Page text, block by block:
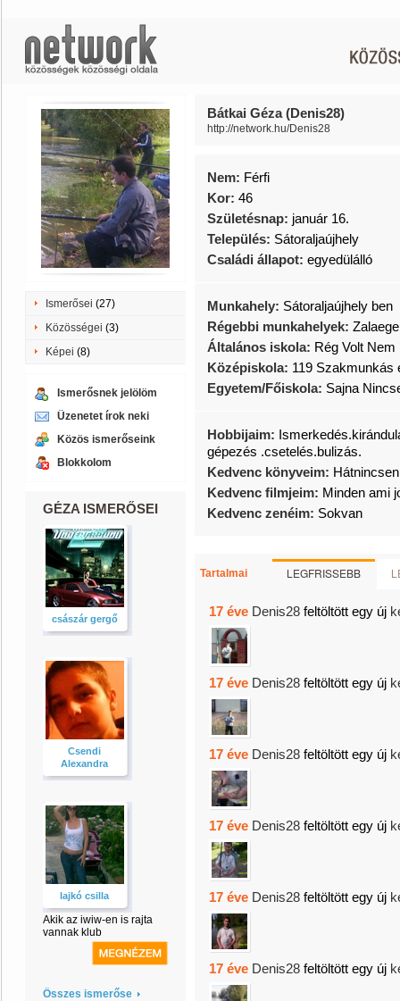
Ismerősei (27)
Közösségei (3)
Képei (8)
Ismerősnek jelölöm
Üzenetet írok neki
Közös ismerőseink
Blokkolom
GÉZA ISMERŐSEI
császár gergő
Csendi
Alexandra
lajkó csilla
Akik az iwiw-en is rajta
vannak klub
Összes ismerőse
Bátkai Géza (Denis28)
http://network.hu/Denis28
Nem: Férfi
Kor: 46
Születésnap: január 16.
Település: Sátoraljaújhely
Családi állapot: egyedülálló
Munkahely: Sátoraljaújhely ben
Régebbi munkahelyek:
Általános iskola: Rég Volt
Középiskola: 119 Szakmunkás
Egyetem/Főiskola: Sajna
Hobbijaim:
gépezés .csetelés.bulizás.
Kedvenc könyveim: Hátnincsen
Kedvenc filmjeim: Minden ami
Kedvenc zenéim: Sokvan
Tartalmai LEGFRISSEBB
17 éve Denis28 feltöltött egy új
17 éve Denis28 feltöltött egy új
17 éve Denis28 feltöltött egy új
17 éve Denis28 feltöltött egy új
17 éve Denis28 feltöltött egy új
17 éve Denis28 feltöltött egy új